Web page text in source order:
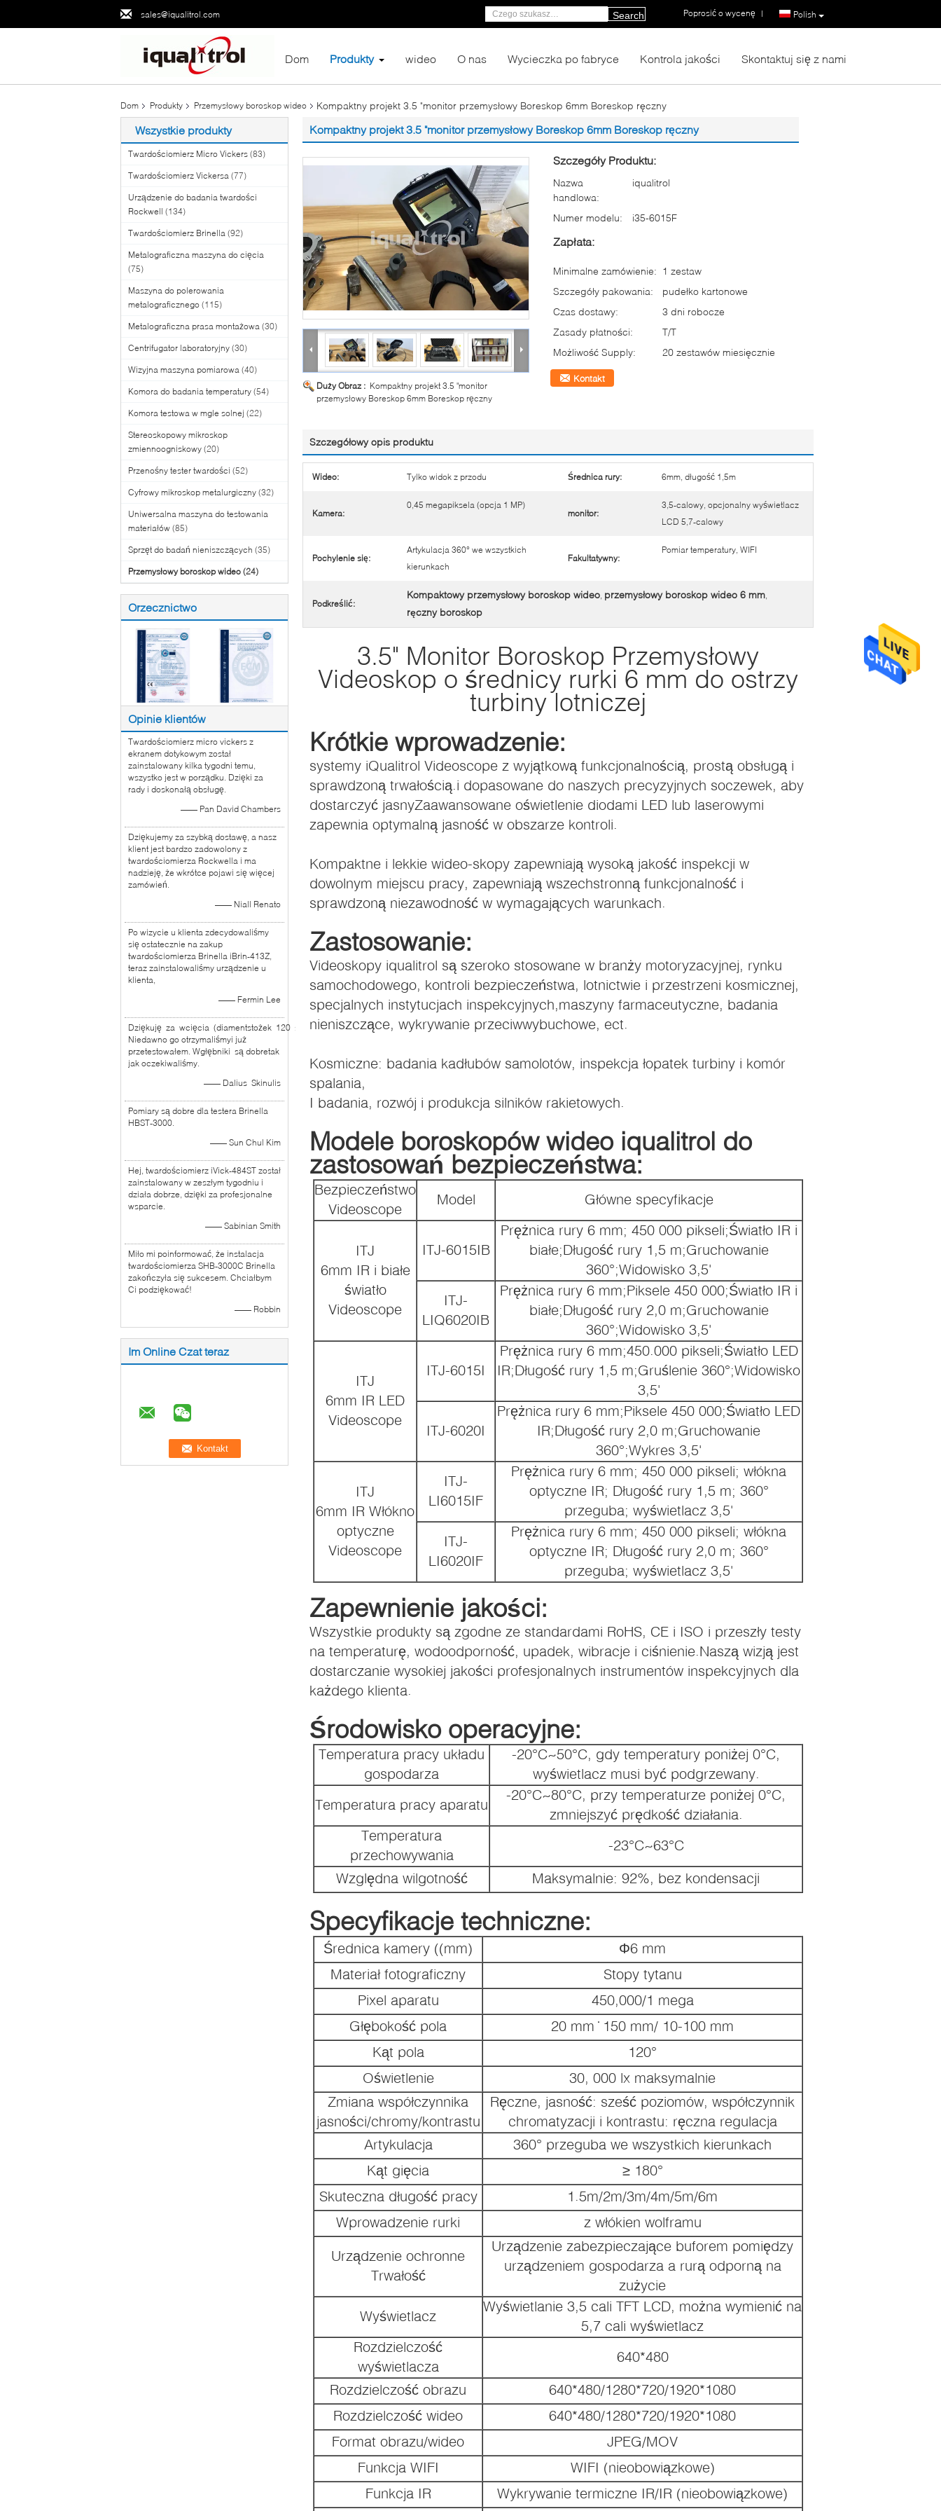
sales@iqualitrol.com Polish
Poprosić o wycenę |
Search
Dom Produkty wideo O nas Wycieczka po fabryce Kontrola jakości Skontaktuj się z nami
Dom Produkty Przemysłowy boroskop wideo Kompaktny projekt 3.5 "monitor przemysłowy Boreskop 6mm Boreskop ręczny
Wszystkie produkty
Twardościomierz Micro Vickers (83)
Twardościomierz Vickersa (77)
Urządzenie do badania twardości
Rockwell (134)
Twardościomierz Brinella (92)
Metalograficzna maszyna do cięcia
(75)
Maszyna do polerowania
metalograficznego (115)
Metalograficzna prasa montażowa (30)
Centrifugator laboratoryjny (30)
Wizyjna maszyna pomiarowa (40)
Komora do badania temperatury (54)
Komora testowa w mgle solnej (22)
Stereoskopowy mikroskop
zmiennoogniskowy (20)
Przenośny tester twardości (52)
Cyfrowy mikroskop metalurgiczny (32)
Uniwersalna maszyna do testowania
materiałów (85)
Sprzęt do badań nieniszczących (35)
Przemysłowy boroskop wideo (24)
Orzecznictwo
Opinie klientów
Twardościomierz micro vickers z
ekranem dotykowym został
zainstalowany kilka tygodni temu,
wszystko jest w porządku. Dzięki za
rady i doskonałą obsługę.
—— Pan David Chambers
Dziękujemy za szybką dostawę, a nasz
klient jest bardzo zadowolony z
twardościomierza Rockwella i ma
nadzieję, że wkrótce pojawi się więcej
zamówień.
—— Niall Renato
Po wizycie u klienta zdecydowaliśmy
się ostatecznie na zakup
twardościomierza Brinella iBrin-413Z,
teraz zainstalowaliśmy urządzenie u
klienta,
—— Fermin Lee
Dziękuję za wcięcia (diamentstożek 120 stopni).
Niedawno go otrzymaliśmyi już
przetestowałem. Wgłębniki są dobretak
jak oczekiwaliśmy.
—— Dalius Skinulis
Pomiary są dobre dla testera Brinella
HBST-3000.
—— Sun Chul Kim
Hej, twardościomierz iVick-484ST został
zainstalowany w zeszłym tygodniu i
działa dobrze, dzięki za profesjonalne
wsparcie.
—— Sabinian Smith
Miło mi poinformować, że instalacja
twardościomierza SHB-3000C Brinella
zakończyła się sukcesem. Chciałbym
Ci podziękować!
—— Robbin
Im Online Czat teraz
Kompaktny projekt 3.5 "monitor przemysłowy Boreskop 6mm Boreskop ręczny
Duży Obraz : Kompaktny projekt 3.5 "monitor
przemysłowy Boreskop 6mm Boreskop ręczny
Szczegóły Produktu:
Nazwa
handlowa:
iqualitrol
Numer modelu: i35-6015F
Zapłata:
Minimalne zamówienie: 1 zestaw
Szczegóły pakowania:
pudełko kartonowe
Czas dostawy:
3 dni robocze
Zasady płatności:
T/T
Możliwość Supply:
20 zestawów miesięcznie
Kontakt
Szczegółowy opis produktu
Wideo: Tylko widok z przodu Średnica rury: 6mm, długość 1,5m
Kamera:
0,45 megapiksela (opcja 1 MP)
monitor:
3,5-calowy, opcjonalny wyświetlacz
LCD 5,7-calowy
Pochylenie się:
Artykulacja 360° we wszystkich
kierunkach
Fakultatywny:
Pomiar temperatury, WIFI
Podkreślić:
Kompaktowy przemysłowy boroskop wideo, przemysłowy boroskop wideo 6 mm,
ręczny boroskop
3.5" Monitor Boroskop Przemysłowy
Videoskop o średnicy rurki 6 mm do ostrzy
turbiny lotniczej
Krótkie wprowadzenie:
systemy iQualitrol Videoscope z wyjątkową funkcjonalnością, prostą obsługą i
sprawdzoną trwałością.i dopasowane do naszych precyzyjnych soczewek, aby
dostarczyć jasnyZaawansowane oświetlenie diodami LED lub laserowymi
zapewnia optymalną jasność w obszarze kontroli.
Kompaktne i lekkie wideo-skopy zapewniają wysoką jakość inspekcji w
dowolnym miejscu pracy, zapewniają wszechstronną funkcjonalność i
sprawdzoną niezawodność w wymagających warunkach.
Zastosowanie:
Videoskopy iqualitrol są szeroko stosowane w branży motoryzacyjnej, rynku
samochodowego, kontroli bezpieczeństwa, lotnictwie i przestrzeni kosmicznej,
specjalnych instytucjach inspekcyjnych,maszyny farmaceutyczne, badania
nieniszczące, wykrywanie przeciwwybuchowe, ect.
Kosmiczne: badania kadłubów samolotów, inspekcja łopatek turbiny i komór
spalania,
I badania, rozwój i produkcja silników rakietowych.
Modele boroskopów wideo iqualitrol do
zastosowań bezpieczeństwa:
Bezpieczeństwo
Videoscope
Model Główne specyfikacje
ITJ
6mm IR i białe
światło
Videoscope
ITJ-6015IB
Prężnica rury 6 mm; 450 000 pikseli;Światło IR i
białe;Długość rury 1,5 m;Gruchowanie
360°;Widowisko 3,5'
ITJ-
LIQ6020IB
Prężnica rury 6 mm;Piksele 450 000;Światło IR i
białe;Długość rury 2,0 m;Gruchowanie
360°;Widowisko 3,5'
ITJ
6mm IR LED
Videoscope
ITJ-6015I
Prężnica rury 6 mm;450.000 pikseli;Światło LED
IR;Długość rury 1,5 m;Gruślenie 360°;Widowisko
3,5'
ITJ-6020I
Prężnica rury 6 mm;Piksele 450 000;Światło LED
IR;Długość rury 2,0 m;Gruchowanie
360°;Wykres 3,5'
ITJ
6mm IR Włókno
optyczne
Videoscope
ITJ-
LI6015IF
Prężnica rury 6 mm; 450 000 pikseli; włókna
optyczne IR; Długość rury 1,5 m; 360°
przeguba; wyświetlacz 3,5'
ITJ-
LI6020IF
Prężnica rury 6 mm; 450 000 pikseli; włókna
optyczne IR; Długość rury 2,0 m; 360°
przeguba; wyświetlacz 3,5'
Zapewnienie jakości:
Wszystkie produkty są zgodne ze standardami RoHS, CE i ISO i przeszły testy
na temperaturę, wodoodporność, upadek, wibracje i ciśnienie.Naszą wizją jest
dostarczanie wysokiej jakości profesjonalnych instrumentów inspekcyjnych dla
każdego klienta.
Środowisko operacyjne:
Temperatura pracy układu
gospodarza
-20°C~50°C, gdy temperatury poniżej 0°C,
wyświetlacz musi być podgrzewany.
Temperatura pracy aparatu
-20°C~80°C, przy temperaturze poniżej 0°C,
zmniejszyć prędkość działania.
Temperatura
przechowywania
-23°C~63°C
Względna wilgotność
Maksymalnie: 92%, bez kondensacji
Specyfikacje techniczne:
Średnica kamery ((mm)
Φ6 mm
Materiał fotograficzny
Stopy tytanu
Pixel aparatu
450,000/1 mega
Głębokość pola
20 mm ̇ 150 mm/ 10-100 mm
Kąt pola
120°
Oświetlenie
30, 000 lx maksymalnie
Zmiana współczynnika
jasności/chromy/kontrastu
Ręczne, jasność: sześć poziomów, współczynnik
chromatyzacji i kontrastu: ręczna regulacja
Artykulacja
360° przeguba we wszystkich kierunkach
Kąt gięcia
≥ 180°
Skuteczna długość pracy
1.5m/2m/3m/4m/5m/6m
Wprowadzenie rurki
z włókien wolframu
Urządzenie ochronne
Trwałość
Urządzenie zabezpieczające buforem pomiędzy
urządzeniem gospodarza a rurą odporną na
zużycie
Wyświetlacz
Wyświetlanie 3,5 cali TFT LCD, można wymienić na
5,7 cali wyświetlacz
Rozdzielczość
wyświetlacza
640*480
Rozdzielczość obrazu
640*480/1280*720/1920*1080
Rozdzielczość wideo
640*480/1280*720/1920*1080
Format obrazu/wideo
JPEG/MOV
Funkcja WIFI
WIFI (nieobowiązkowe)
Funkcja IR
Wykrywanie termiczne IR/IR (nieobowiązkowe)